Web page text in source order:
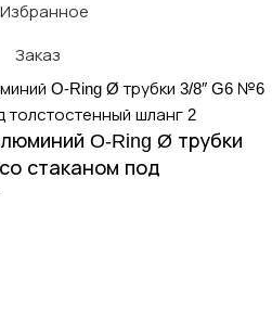
Избранное
Заказ
O-Ring Ø трубки
стаканом под